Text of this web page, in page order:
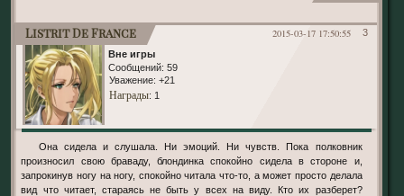
3
2015-03-17 17:50:55
Listrit De France
Вне игры
Сообщений: 59
Уважение: +21
Награды: 1
Она сидела и слушала. Ни эмоций. Ни чувств. Пока полковник
произносил свою браваду, блондинка спокойно сидела в стороне и,
запрокинув ногу на ногу, спокойно читала что-то, а может просто делала
вид что читает, стараясь не быть у всех на виду. Кто их разберет?